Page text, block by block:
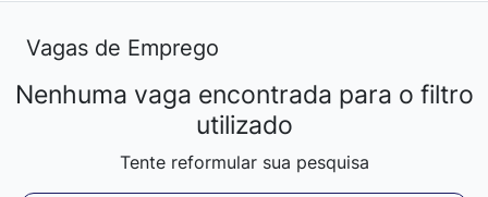
Vagas de Emprego
Carregando resultados...
Nenhuma vaga encontrada para o filtro
utilizado
Tente reformular sua pesquisa